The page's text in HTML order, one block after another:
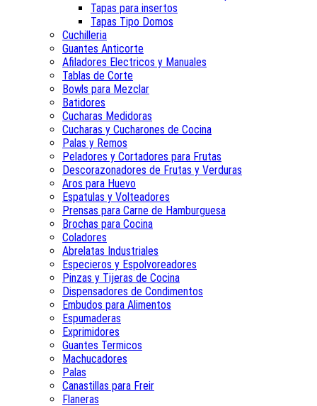
Tapas para insertos
Tapas Tipo Domos
Cuchilleria
Guantes Anticorte
Afiladores Electricos y Manuales
Tablas de Corte
Bowls para Mezclar
Batidores
Cucharas Medidoras
Cucharas y Cucharones de Cocina
Palas y Remos
Peladores y Cortadores para Frutas
Descorazonadores de Frutas y Verduras
Aros para Huevo
Espatulas y Volteadores
Prensas para Carne de Hamburguesa
Brochas para Cocina
Coladores
Abrelatas Industriales
Especieros y Espolvoreadores
Pinzas y Tijeras de Cocina
Dispensadores de Condimentos
Embudos para Alimentos
Espumaderas
Exprimidores
Guantes Termicos
Machucadores
Palas
Canastillas para Freir
Flaneras